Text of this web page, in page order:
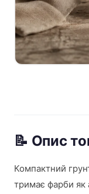
📝 Опис
Компактний
тримає фарби як